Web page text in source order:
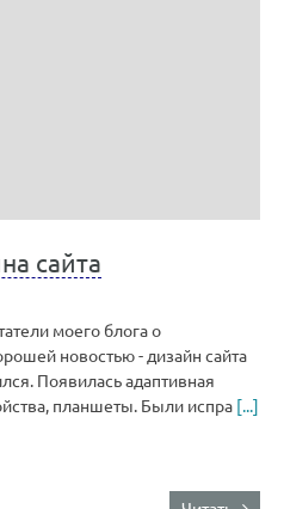
сайта
моего блога о
новостью - дизайн сайта
Появилась адаптивная
планшеты. Были испра [...]